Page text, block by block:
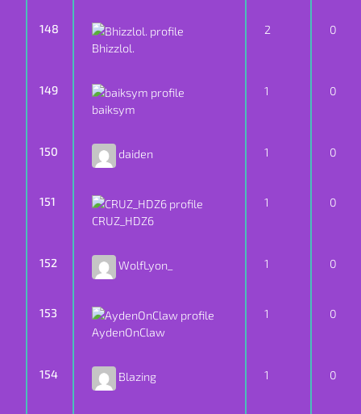
148
Bhizzlol.
2 0
149
baiksym
1 0
150 daiden 1 0
151
CRUZ_HDZ6
1 0
152 WolfLyon_ 1 0
153
AydenOnClaw
1 0
154 Blazing 1 0